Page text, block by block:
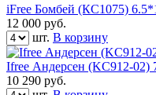
iFree Бомбей (КС1075)
12 000 руб.
шт. В корзину
Ifree Андерсен (KC912-
10 290 руб.